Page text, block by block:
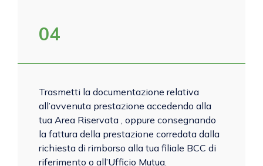
04
Trasmetti la documentazione relativa
all’avvenuta prestazione accedendo alla
tua Area Riservata , oppure consegnando
la fattura della prestazione corredata dalla
richiesta di rimborso alla tua filiale BCC di
riferimento o all’Ufficio Mutua.